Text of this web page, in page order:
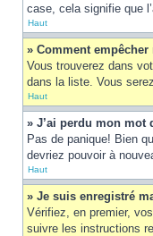
case, cela signifie que
Haut
» Comment
Vous trouverez dans
dans la liste. Vous
Haut
» J’ai perdu mon mot
Pas de panique! Bien
devriez pouvoir à
Haut
» Je suis enregistré
Vérifiez, en premier,
suivre les instructions